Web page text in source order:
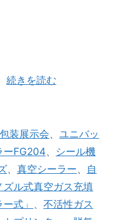
続きを読む
包装展示会、ユニバッ
ーFG204、 シール機
、 真空シーラー、 自
ズル式真空ガス充填
式」 、 不活性ガス